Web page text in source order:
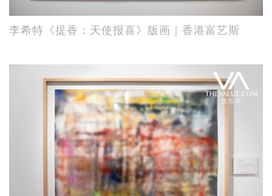
李希特《提香：天使报喜》版画｜香港富艺斯